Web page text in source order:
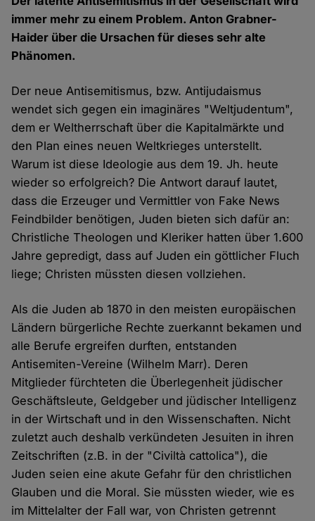
immer mehr zu einem Problem. Anton Grabner-
Haider über die Ursachen für dieses sehr alte
Phänomen.
Der neue Antisemitismus, bzw. Antijudaismus
wendet sich gegen ein imaginäres "Weltjudentum",
dem er Weltherrschaft über die Kapitalmärkte und
den Plan eines neuen Weltkrieges unterstellt.
Warum ist diese Ideologie aus dem 19. Jh. heute
wieder so erfolgreich? Die Antwort darauf lautet,
dass die Erzeuger und Vermittler von Fake News
Feindbilder benötigen, Juden bieten sich dafür an:
Christliche Theologen und Kleriker hatten über 1.600
Jahre gepredigt, dass auf Juden ein göttlicher Fluch
liege; Christen müssten diesen vollziehen.
Als die Juden ab 1870 in den meisten europäischen
Ländern bürgerliche Rechte zuerkannt bekamen und
alle Berufe ergreifen durften, entstanden
Antisemiten-Vereine (Wilhelm Marr). Deren
Mitglieder fürchteten die Überlegenheit jüdischer
Geschäftsleute, Geldgeber und jüdischer Intelligenz
in der Wirtschaft und in den Wissenschaften. Nicht
zuletzt auch deshalb verkündeten Jesuiten in ihren
Zeitschriften (z.B. in der "Civiltà cattolica"), die
Juden seien eine akute Gefahr für den christlichen
Glauben und die Moral. Sie müssten wieder, wie es
im Mittelalter der Fall war, von Christen getrennt